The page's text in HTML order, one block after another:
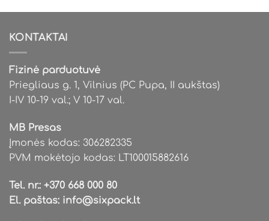
on
the
KONTAKTAI
Fizinė parduotuvė
Priegliaus g. 1, Vilnius (PC Pupa, II aukštas)
I-IV 10-19 val.; V 10-17 val.
MB Presas
Įmonės kodas: 306282335
PVM mokėtojo kodas: LT100015882616
Tel. nr.: +370 668 000 80
El. paštas: info@sixpack.lt